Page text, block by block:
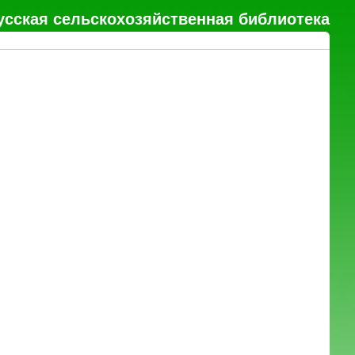
сельскохозяйственная библиотека